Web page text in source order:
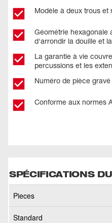
Modèle à deux trous et
Géométrie hexagonale
d'arrondir la douille et
La garantie à vie
percussions et les
Numéro de pièce
Conforme aux normes
SPÉCIFICATIONS
Pieces
Standard